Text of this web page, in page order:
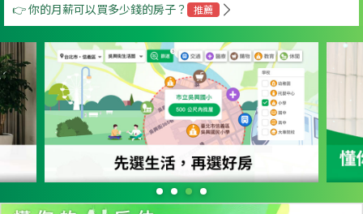
👉 你的月薪可以買多少錢的房子？ 推薦